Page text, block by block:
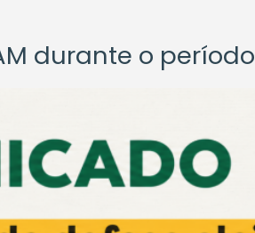
durante o